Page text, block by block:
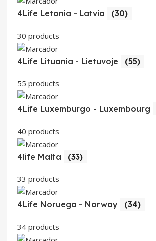
4Life Letonia - Latvia (30)
30 products
4Life Lituania - Lietuvoje (55)
55 products
4Life Luxemburgo - Luxembourg
40 products
4life Malta (33)
33 products
4Life Noruega - Norway (34)
34 products